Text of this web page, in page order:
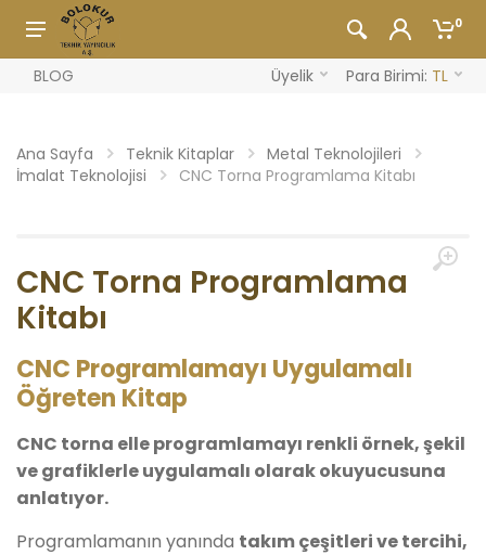
0
BLOG Üyelik Para Birimi: TL
Ana Sayfa Teknik Kitaplar
Metal Teknolojileri
İmalat Teknolojisi
CNC Torna Programlama Kitabı
CNC Torna Programlama
Kitabı
CNC Programlamayı Uygulamalı
Öğreten Kitap
CNC torna elle programlamayı renkli örnek, şekil
ve grafiklerle uygulamalı olarak okuyucusuna
anlatıyor.
Programlamanın yanında takım çeşitleri ve tercihi,